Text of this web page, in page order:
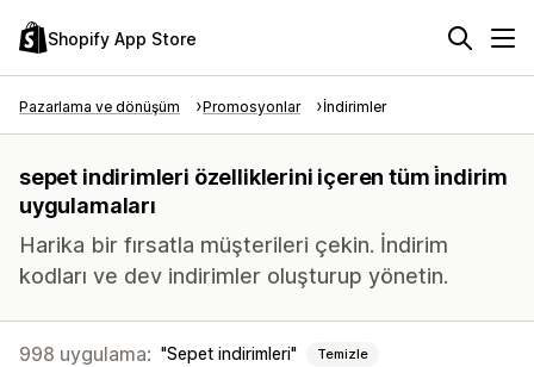
Shopify App Store
Pazarlama ve dönüşüm Promosyonlar İndirimler
sepet indirimleri özelliklerini içeren tüm i̇ndirim
uygulamaları
Harika bir fırsatla müşterileri çekin. İndirim
kodları ve dev indirimler oluşturup yönetin.
998 uygulama: Sepet indirimleri Temizle